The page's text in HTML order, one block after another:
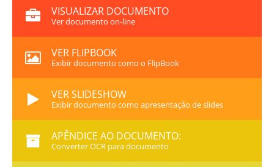
VISUALIZAR DOCUMENTO
Ver documento on-line
VER FLIPBOOK
Exibir documento como o FlipBook
VER SLIDESHOW
Exibir documento como apresentação de slides
APÊNDICE AO DOCUMENTO:
Converter OCR para documento